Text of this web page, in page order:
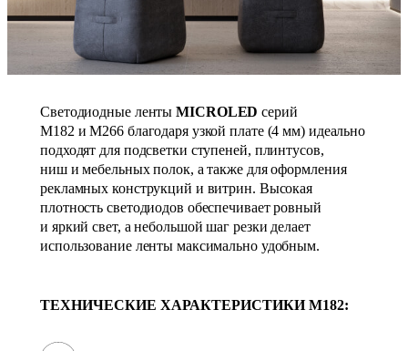
Светодиодные лентыMICROLED серий
М182 и M266 благодаря узкой плате (4 мм) идеально
подходят для подсветки ступеней, плинтусов,
ниш и мебельных полок, а также для оформления
рекламных конструкций и витрин. Высокая
плотность светодиодов обеспечивает ровный
и яркий свет, а небольшой шаг резки делает
использование ленты максимально удобным.
ТЕХНИЧЕСКИЕ ХАРАКТЕРИСТИКИM182: